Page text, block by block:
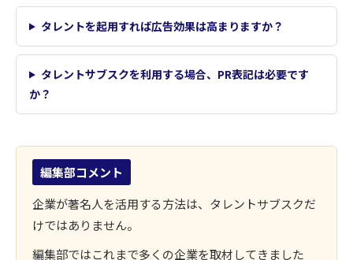
タレントを起用すれば広告効果は高まりますか？
タレントサブスクを利用する場合、PR表記は必要です
か？
編集部コメント
企業が著名人を活用する方法は、タレントサブスクだ
けではありません。
編集部ではこれまで多くの企業を取材してきました